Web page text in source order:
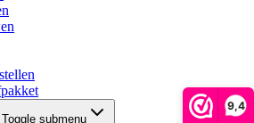
9,4
Toggle submenu